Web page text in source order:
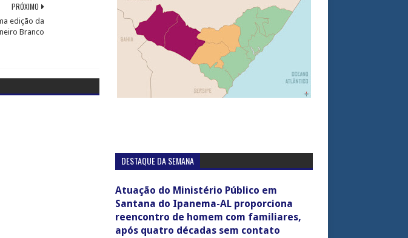
PRÓXIMO
edição da
Branco
DESTAQUE DA SEMANA
Atuação do Ministério Público em
Santana do Ipanema-AL proporciona
reencontro de homem com familiares,
após quatro décadas sem contato